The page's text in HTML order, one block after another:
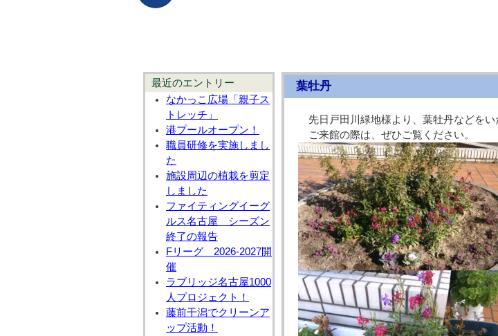
最近のエントリー
なかっこ広場「親子ス
トレッチ」
港プールオープン！
職員研修を実施しまし
た
施設周辺の植栽を剪定
しました
ファイティングイーグ
ルス名古屋 シーズン
終了の報告
Fリーグ 2026-2027開
催
ラブリッジ名古屋1000
人プロジェクト！
藤前干潟でクリーンア
ップ活動！
葉牡丹
先日戸田川緑地様より、葉牡丹などを
ご来館の際は、ぜひご覧ください。